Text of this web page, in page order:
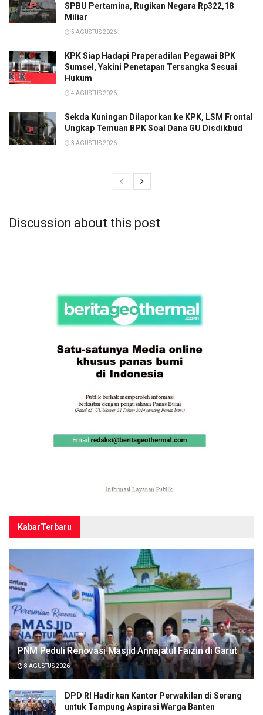
SPBU Pertamina, Rugikan Negara Rp322,18
Miliar
5 AGUSTUS 2026
KPK Siap Hadapi Praperadilan Pegawai BPK
Sumsel, Yakini Penetapan Tersangka Sesuai
Hukum
4 AGUSTUS 2026
Sekda Kuningan Dilaporkan ke KPK, LSM Frontal
Ungkap Temuan BPK Soal Dana GU Disdikbud
3 AGUSTUS 2026
Discussion about this post
KabarTerbaru
PNM Peduli Renovasi Masjid Annajatul Faizin di Garut
8 AGUSTUS 2026
DPD RI Hadirkan Kantor Perwakilan di Serang
untuk Tampung Aspirasi Warga Banten